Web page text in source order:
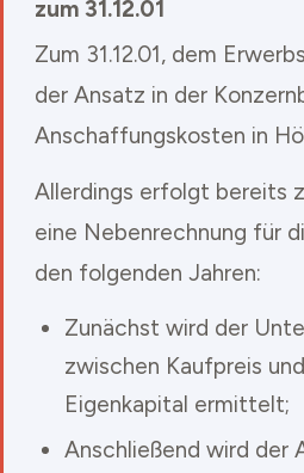
zum 31.12.01
Zum 31.12.01, dem
der Ansatz in der
Anschaffungskosten in
Allerdings erfolgt bereits
eine Nebenrechnung für
den folgenden Jahren:
Zunächst wird der
zwischen Kaufpreis
Eigenkapital ermittelt;
Anschließend wird der